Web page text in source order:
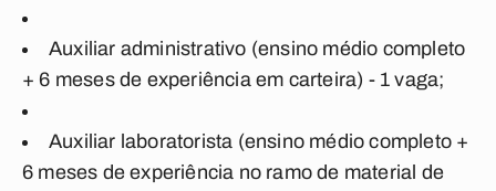
Auxiliar administrativo (ensino médio completo
+ 6 meses de experiência em carteira) - 1 vaga;
Auxiliar laboratorista (ensino médio completo +
6 meses de experiência no ramo de material de